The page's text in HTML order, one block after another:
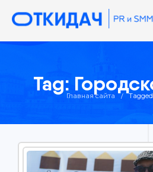
Tag:Главная сайта /